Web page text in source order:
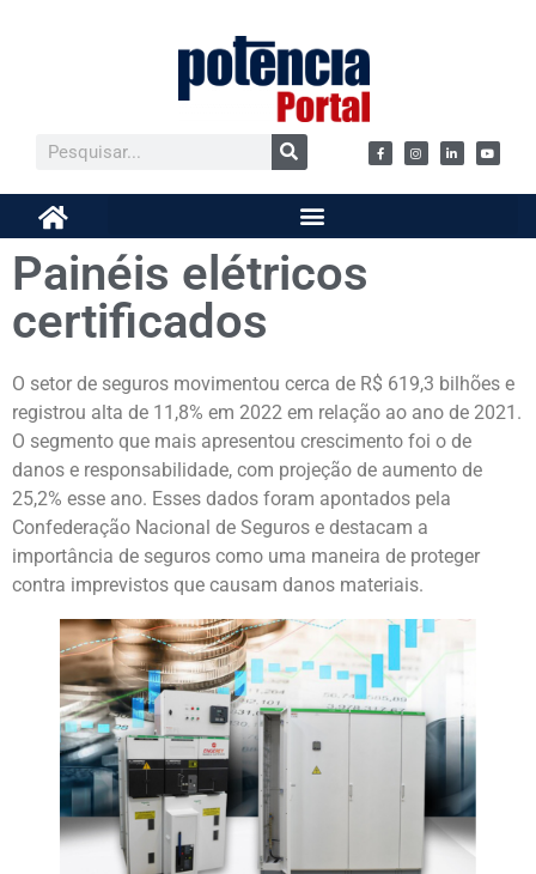
Painéis elétricos
certificados
O setor de seguros movimentou cerca de R$ 619,3 bilhões e
registrou alta de 11,8% em 2022 em relação ao ano de 2021.
O segmento que mais apresentou crescimento foi o de
danos e responsabilidade, com projeção de aumento de
25,2% esse ano. Esses dados foram apontados pela
Confederação Nacional de Seguros e destacam a
importância de seguros como uma maneira de proteger
contra imprevistos que causam danos materiais.